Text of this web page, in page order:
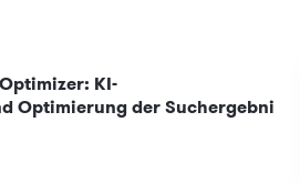
KI-
Optimierung der Suchergebni